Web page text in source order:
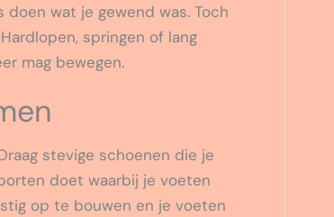
wat je gewend was. Toch
springen of lang
mag bewegen.
stevige schoenen die je
doet waarbij je voeten
op te bouwen en je voeten